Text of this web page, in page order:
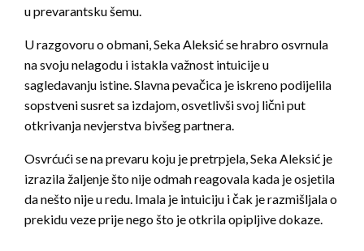
u prevarantsku šemu.
U razgovoru o obmani, Seka Aleksić se hrabro osvrnula
na svoju nelagodu i istakla važnost intuicije u
sagledavanju istine. Slavna pevačica je iskreno podijelila
sopstveni susret sa izdajom, osvetlivši svoj lični put
otkrivanja nevjerstva bivšeg partnera.
Osvrćući se na prevaru koju je pretrpjela, Seka Aleksić je
izrazila žaljenje što nije odmah reagovala kada je osjetila
da nešto nije u redu. Imala je intuiciju i čak je razmišljala o
prekidu veze prije nego što je otkrila opipljive dokaze.